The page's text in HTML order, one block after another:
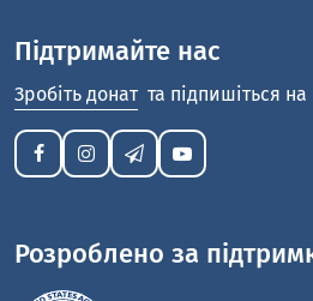
Підтримайте нас
Зробіть донат та підпишіться
Розроблено за